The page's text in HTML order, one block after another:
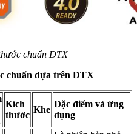
chuẩn DTX
chuẩn dựa trên DTX
Kích
thước
Khe
Đặc điểm và ứng
dụng